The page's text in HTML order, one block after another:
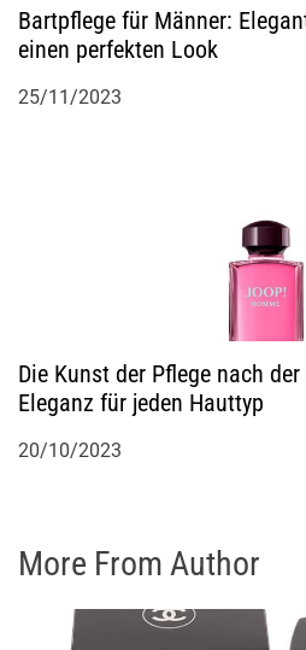
Bartpflege für Männer:
einen perfekten Look
25/11/2023
Die Kunst der Pflege nach
Eleganz für jeden Hauttyp
20/10/2023
More From Author